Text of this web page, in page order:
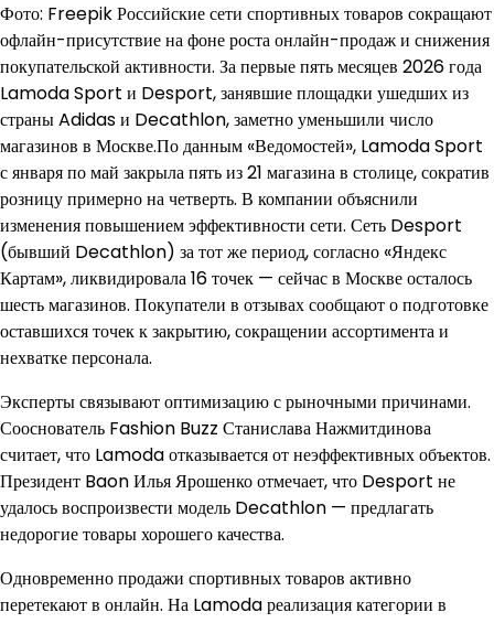
Фото: Freepik Российские сети спортивных товаров сокращают
офлайн-присутствие на фоне роста онлайн-продаж и снижения
покупательской активности. За первые пять месяцев 2026 года
Lamoda Sport и Desport, занявшие площадки ушедших из
страны Adidas и Decathlon, заметно уменьшили число
магазинов в Москве.По данным «Ведомостей», Lamoda Sport
с января по май закрыла пять из 21 магазина в столице, сократив
розницу примерно на четверть. В компании объяснили
изменения повышением эффективности сети. Сеть Desport
(бывший Decathlon) за тот же период, согласно «Яндекс
Картам», ликвидировала 16 точек — сейчас в Москве осталось
шесть магазинов. Покупатели в отзывах сообщают о подготовке
оставшихся точек к закрытию, сокращении ассортимента и
нехватке персонала.
Эксперты связывают оптимизацию с рыночными причинами.
Сооснователь Fashion Buzz Станислава Нажмитдинова
считает, что Lamoda отказывается от неэффективных объектов.
Президент Baon Илья Ярошенко отмечает, что Desport не
удалось воспроизвести модель Decathlon — предлагать
недорогие товары хорошего качества.
Одновременно продажи спортивных товаров активно
перетекают в онлайн. На Lamoda реализация категории в